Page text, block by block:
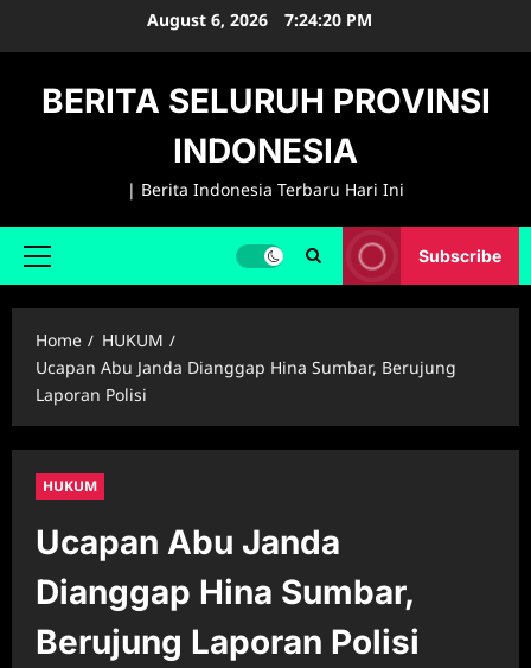
August 6, 2026 7:24:21 PM
BERITA SELURUH PROVINSI
INDONESIA
| Berita Indonesia Terbaru Hari Ini
Primary
Subscribe
Home
HUKUM
Ucapan Abu Janda Dianggap Hina Sumbar, Berujung
Laporan Polisi
HUKUM
Ucapan Abu Janda
Dianggap Hina Sumbar,
Berujung Laporan Polisi